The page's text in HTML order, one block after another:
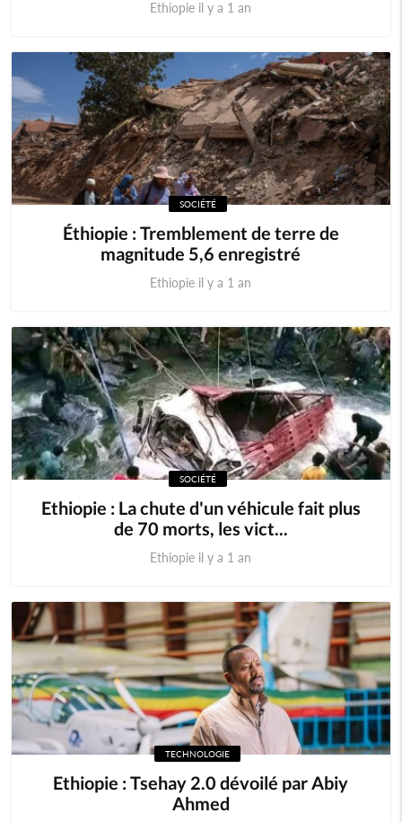
Ethiopie il y a 1 an
SOCIÉTÉ
Éthiopie : Tremblement de terre de
magnitude 5,6 enregistré
Ethiopie il y a 1 an
SOCIÉTÉ
Ethiopie : La chute d'un véhicule fait plus
de 70 morts, les vict...
Ethiopie il y a 1 an
TECHNOLOGIE
Ethiopie : Tsehay 2.0 dévoilé par Abiy
Ahmed